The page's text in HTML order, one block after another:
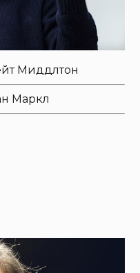
Миддлтон
Маркл